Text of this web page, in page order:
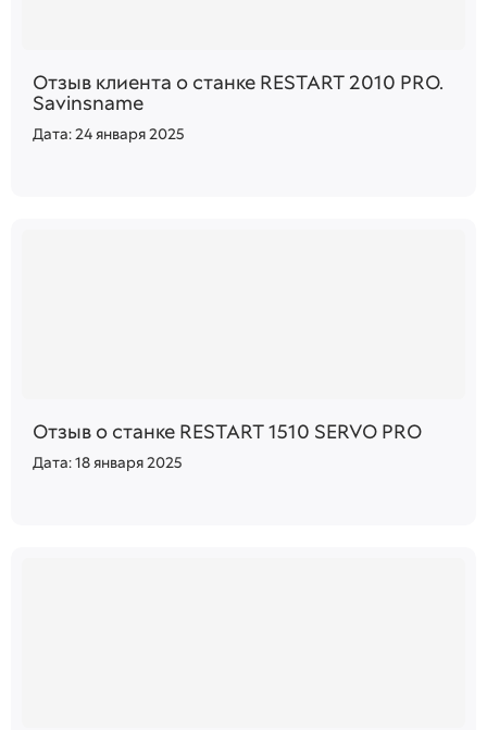
Отзыв клиента о станке RESTART 2010 PRO.
Savinsname
Дата: 24 января 2025
Отзыв о станке RESTART 1510 SERVO PRO
Дата: 18 января 2025